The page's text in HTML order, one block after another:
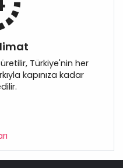
Türkiye'nin her
kapınıza kadar